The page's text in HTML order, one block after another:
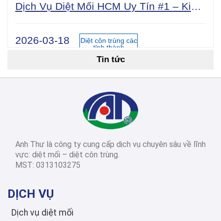
Dịch Vụ Diệt Mối HCM Uy Tín #1 – Kiểm Tra Miễn Phí 24/7, Bảo Hành 5 Năm
2026-03-18
Diệt côn trùng các
tỉnh thành
Diệt côn trùng các
tỉnh thành
2026-03-03
Diệt côn trùng các
tỉnh thành
Tin tức
Anh Thư là công ty cung cấp dịch vụ chuyên sâu về lĩnh
vực: diệt mối – diệt côn trùng.
MST: 0313103275
DỊCH VỤ
Dịch vụ diệt mối